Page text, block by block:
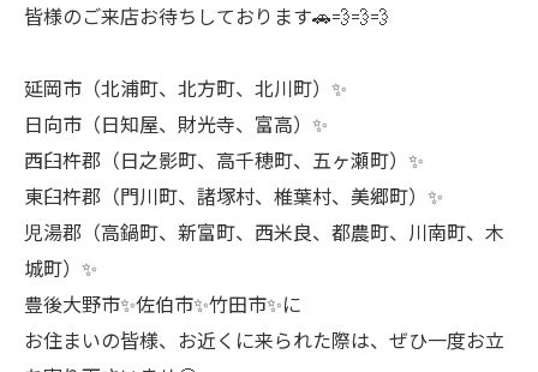
皆様のご来店お待ちしております🚗💨💨💨
延岡市（北浦町、北方町、北川町）✨
日向市（日知屋、財光寺、富高）✨
西臼杵郡（日之影町、高千穂町、五ヶ瀬町）✨
東臼杵郡（門川町、諸塚村、椎葉村、美郷町）✨
児湯郡（高鍋町、新富町、西米良、都農町、川南町、木
城町）✨
豊後大野市✨佐伯市✨竹田市✨に
お住まいの皆様、お近くに来られた際は、ぜひ一度お立